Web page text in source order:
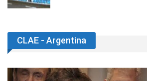
CLAE - Argentina